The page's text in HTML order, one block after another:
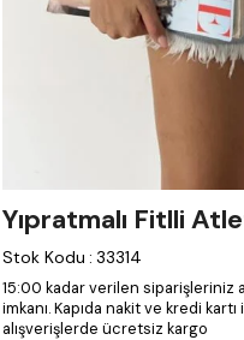
Yıpratmalı Fitlli
Stok Kodu : 33314
15:00 kadar verilen siparişleriniz
imkanı.Kapıda nakit ve kredi kartı
alışverişlerde ücretsiz kargo